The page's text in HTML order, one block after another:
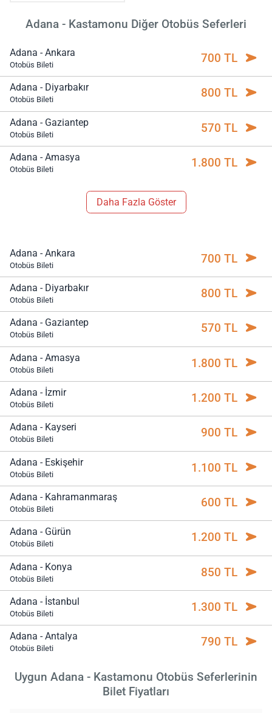
Adana - Kastamonu Diğer Otobüs Seferleri
Adana - Ankara
Otobüs Bileti 700 TL
Adana - Diyarbakır
Otobüs Bileti 800 TL
Adana - Gaziantep
Otobüs Bileti 570 TL
Adana - Amasya
Otobüs Bileti 1.800 TL
Daha Fazla Göster
Adana - Ankara
Otobüs Bileti 700 TL
Adana - Diyarbakır
Otobüs Bileti 800 TL
Adana - Gaziantep
Otobüs Bileti 570 TL
Adana - Amasya
Otobüs Bileti 1.800 TL
Adana - İzmir
Otobüs Bileti 1.200 TL
Adana - Kayseri
Otobüs Bileti 900 TL
Adana - Eskişehir
Otobüs Bileti 1.100 TL
Adana - Kahramanmaraş
Otobüs Bileti 600 TL
Adana - Gürün
Otobüs Bileti 1.200 TL
Adana - Konya
Otobüs Bileti 850 TL
Adana - İstanbul
Otobüs Bileti 1.300 TL
Adana - Antalya
Otobüs Bileti 790 TL
Uygun Adana - Kastamonu Otobüs Seferlerinin
Bilet Fiyatları